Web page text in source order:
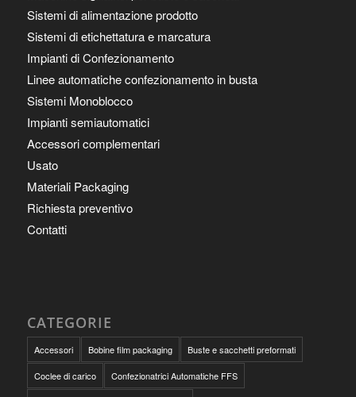
Sistemi di alimentazione prodotto
Sistemi di etichettatura e marcatura
Impianti di Confezionamento
Linee automatiche confezionamento in busta
Sistemi Monoblocco
Impianti semiautomatici
Accessori complementari
Usato
Materiali Packaging
Richiesta preventivo
Contatti
CATEGORIE
Accessori Bobine film packaging Buste e sacchetti preformati
Coclee di carico Confezionatrici Automatiche FFS